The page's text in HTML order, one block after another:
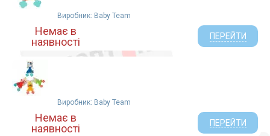
Виробник: Baby Team
Немає в
наявності
ПЕРЕЙТИ
Виробник: Baby Team
Немає в
наявності
ПЕРЕЙТИ